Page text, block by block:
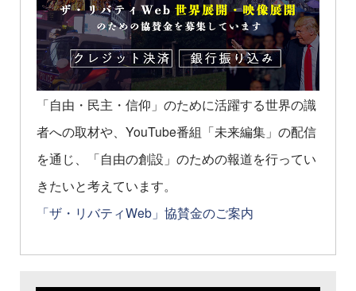
「自由・民主・信仰」のために活躍する世界の識
者への取材や、YouTube番組「未来編集」の配信
を通じ、「自由の創設」のための報道を行ってい
きたいと考えています。
「ザ・リバティWeb」協賛金のご案内